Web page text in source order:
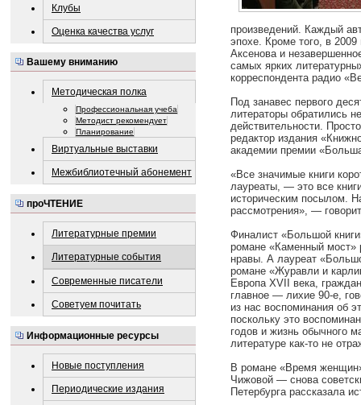
Клубы
Оценка качества услуг
Вашему вниманию
Методическая полка
Профессиональная учеба
Методист рекомендует
Планирование
Виртуальные выставки
Межбиблиотечный абонемент
проЧТЕНИЕ
Литературные премии
Литературные события
Современные писатели
Советуем почитать
Информационные ресурсы
Новые поступления
Периодические издания
произведений. Каждый
эпохе. Кроме того, в
Аксенова и
самых ярких
корреспондента радио
Под занавес первого
литераторы обратились
действительности.
редактор издания
академии премии
«Все значимые книги
лауреаты, — это все
историческим посылом.
рассмотрения», —
Финалист «Большой
романе «Каменный мост»
нравы. А лауреат
романе «Журавли и
Европа XVII века,
главное — лихие 90-е,
из нас воспоминания об
поскольку это
годов и жизнь обычного
литературе как-то не
В романе «Время
Чижовой — снова
Петербурга рассказала